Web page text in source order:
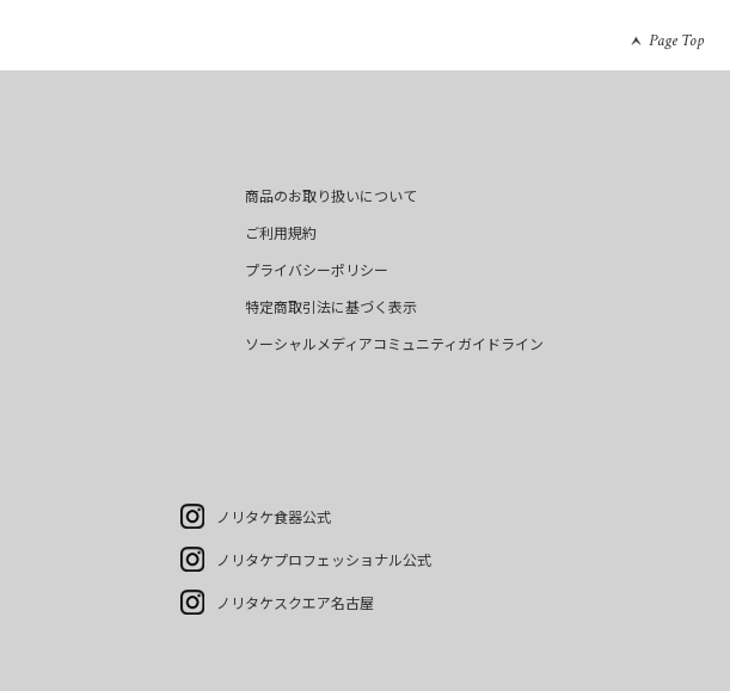
Page Top
商品のお取り扱いについて
ご利用規約
プライバシーポリシー
特定商取引法に基づく表示
ソーシャルメディアコミュニティガイドライン
ノリタケ食器公式
ノリタケプロフェッショナル公式
ノリタケスクエア名古屋